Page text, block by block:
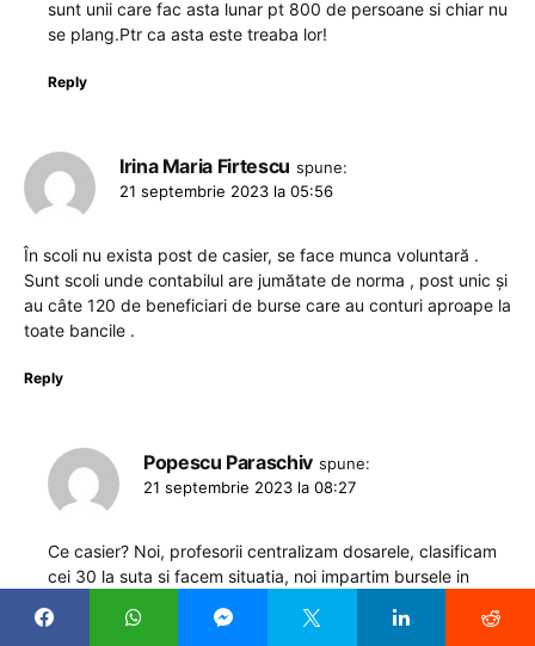
sunt unii care fac asta lunar pt 800 de persoane si chiar nu
se plang.Ptr ca asta este treaba lor!
Reply
Irina Maria Firtescu spune:
21 septembrie 2023 la 05:56
În scoli nu exista post de casier, se face munca voluntară .
Sunt scoli unde contabilul are jumătate de norma , post unic și
au câte 120 de beneficiari de burse care au conturi aproape la
toate bancile .
Reply
Popescu Paraschiv spune:
21 septembrie 2023 la 08:27
Ce casier? Noi, profesorii centralizam dosarele, clasificam
cei 30 la suta si facem situatia, noi impartim bursele in
cu dosarele in cap daca i le ducem …